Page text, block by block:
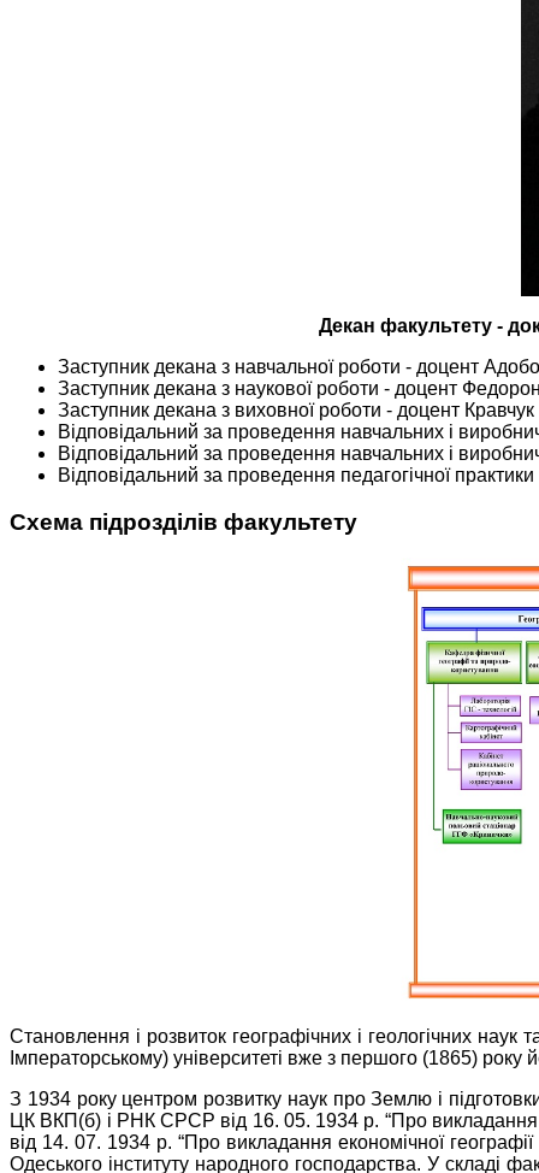
Декан факультету -
Заступник декана з навчальної роботи - доцент
Заступник декана з наукової роботи - доцент
Заступник декана з виховної роботи - доцент
Відповідальний за проведення навчальних і
Відповідальний за проведення навчальних і
Відповідальний за проведення педагогічної
Схема підрозділів факультету
Становлення і розвиток географічних і геологічних
Імператорському) університеті вже з першого (1865) року
З 1934 року центром розвитку наук про Землю і
ЦК ВКП(б) і РНК СРСР від 16. 05. 1934 р. “Про викладання
від 14. 07. 1934 р. “Про викладання економічної географії
Одеського інституту народного господарства. У складі